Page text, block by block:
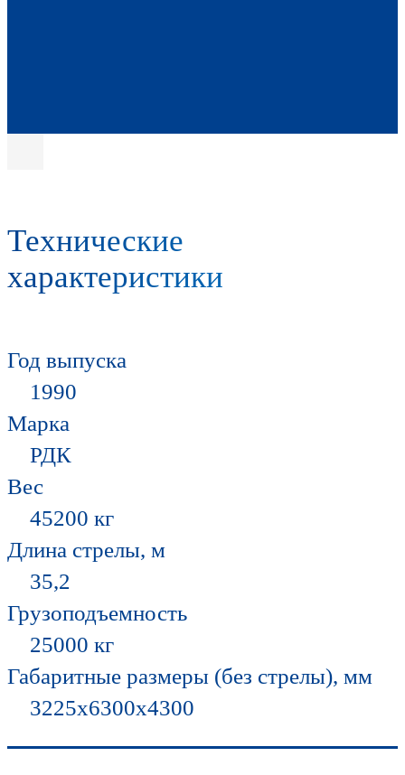
Технические
характеристики
Год выпуска
1990
Марка
РДК
Вес
45200 кг
Длина стрелы, м
35,2
Грузоподъемность
25000 кг
Габаритные размеры (без стрелы), мм
3225х6300х4300